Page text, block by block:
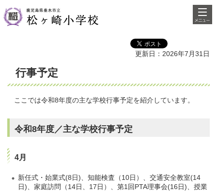
鹿児島県垂水市立松ヶ崎小学校
検索・
共通メ
ニュー
更新日：2026年7月31日
行事予定
ここでは令和8年度の主な学校行事予定を紹介しています。
令和8年度／主な学校行事予定
4月
新任式・始業式(8日)、知能検査（10日）、交通安全教室(14
日)、家庭訪問（14日、17日）、第1回PTA理事会(16日)、授業